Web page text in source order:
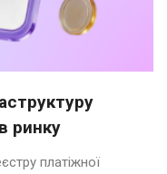
ринку
платіжної